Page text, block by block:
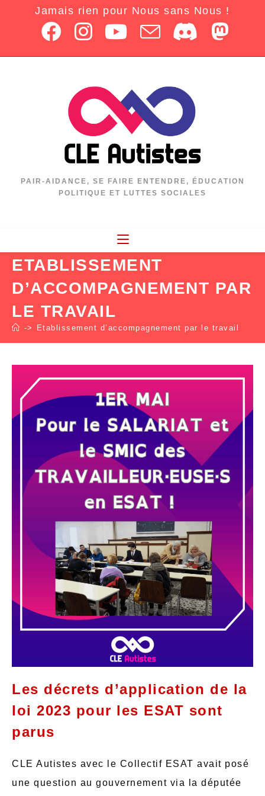
Jamais rien pour Nous sans Nous !
PAIR-AIDANCE, SE FAIRE ENTENDRE, ÉDUCATION
POLITIQUE ET LUTTES SOCIALES
ETABLISSEMENT
D’ACCOMPAGNEMENT PAR
LE TRAVAIL
-> Etablissement d’accompagnement par le travail
Les décrets d’application de la
loi 2023 pour les ESAT sont
parus
CLE Autistes avec le Collectif ESAT avait posé
une question au gouvernement via la députée